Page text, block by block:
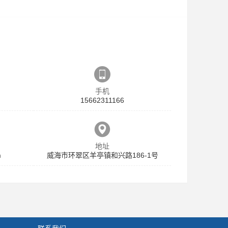
手机
15662311166
地址
威海市环翠区羊亭镇和兴路186-1号